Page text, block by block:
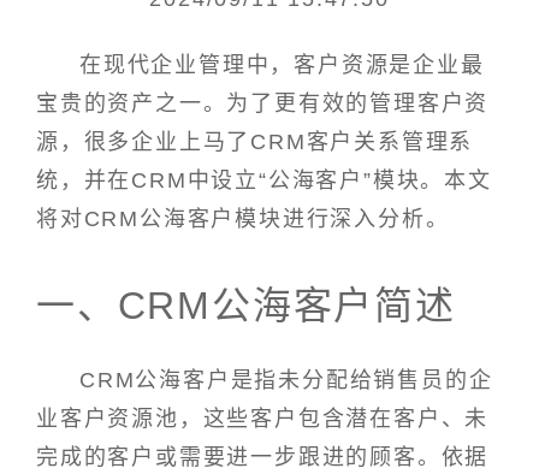
在现代企业管理中，客户资源是企业最
宝贵的资产之一。为了更有效的管理客户资
源，很多企业上马了CRM客户关系管理系
统，并在CRM中设立“公海客户”模块。本文
将对CRM公海客户模块进行深入分析。
一、CRM公海客户简述
CRM公海客户是指未分配给销售员的企
业客户资源池，这些客户包含潜在客户、未
完成的客户或需要进一步跟进的顾客。依据